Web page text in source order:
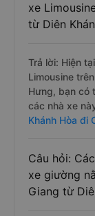
xe
từ Diên
Trả lời: Hiện
Limousine
Hưng, bạn có
các nhà xe
Khánh Hòa đi
Câu hỏi:
xe giường
Giang từ